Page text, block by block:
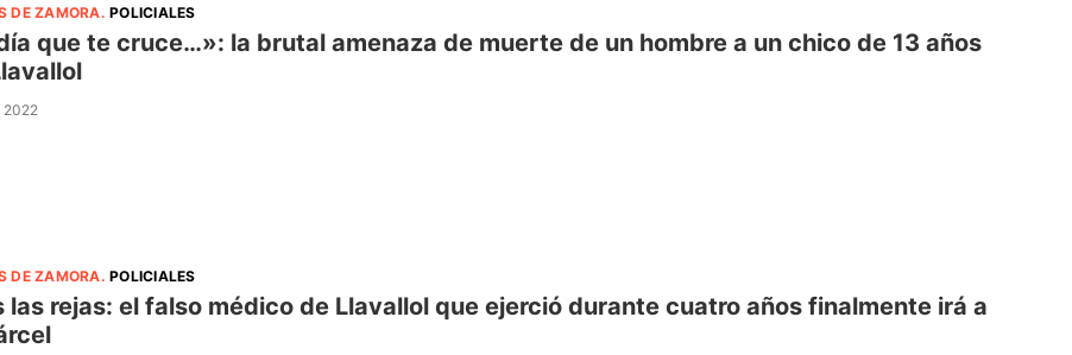
DE ZAMORA.POLICIALES
que te cruce…»: la brutal amenaza de muerte de un hombre a un chico de 13 años
2022
DE ZAMORA.POLICIALES
las rejas: el falso médico de Llavallol que ejerció durante cuatro años finalmente irá a